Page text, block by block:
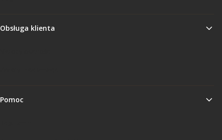
Obsługa klienta
Pomoc